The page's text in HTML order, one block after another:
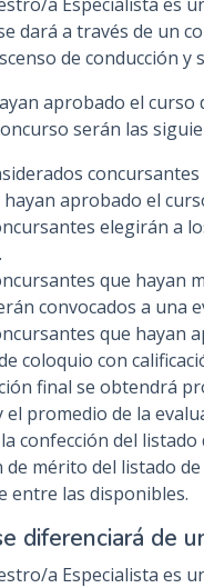
n
c
p
a
dará a través de un
de conducción y
aprobado el
serán las
hayan aprobado el
elegirán a
que hayan
convocados a una
que hayan
coloquio con
final se obtendrá
el promedio de la
confección del listado
de mérito del listado
entre las disponibles.
diferenciará de
a Especialista es